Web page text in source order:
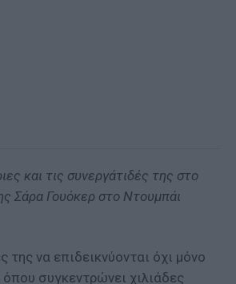
και τις συνεργάτιδές της στο
Σάρα Γουόκερ στο Ντουμπάι
της να επιδεικνύονται όχι μόνο
συγκεντρώνει χιλιάδες